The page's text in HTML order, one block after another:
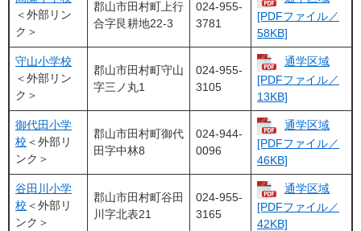
＜外部リン
ク＞
郡山市田村町上行
合字艮耕地22-3
024-955-
3781
[PDFファイル／
58KB]
守山小学校
＜外部リン
ク＞
郡山市田村町守山
字三ノ丸1
024-955-
3105
通学区域
[PDFファイル／
13KB]
御代田小学
校 ＜外部リ
ンク＞
郡山市田村町御代
田字中林8
024-944-
0096
通学区域
[PDFファイル／
46KB]
谷田川小学
校 ＜外部リ
ンク＞
郡山市田村町谷田
川字北表21
024-955-
3165
通学区域
[PDFファイル／
42KB]